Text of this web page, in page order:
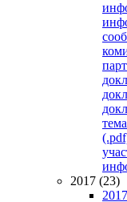
2017 (23)